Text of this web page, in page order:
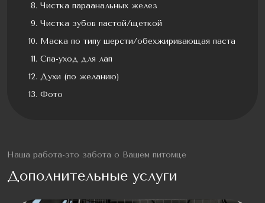
Чистка параанальных желез
Чистка зубов пастой/щеткой
Маска по типу шерсти/обехжиривающая паста
Спа-уход для лап
Духи (по желанию)
Фото
Наша работа-это забота о Вашем питомце
Дополнительные услуги